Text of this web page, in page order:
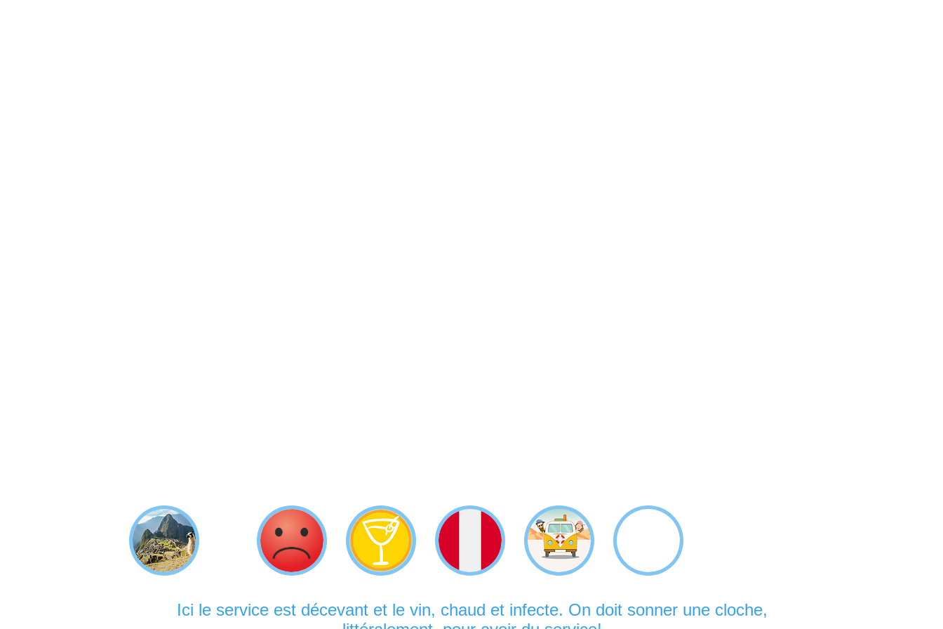
Ici le service est décevant et le vin, chaud et infecte. On doit sonner une cloche,